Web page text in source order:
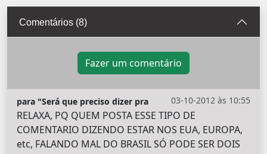
Comentários (8)
Fazer um comentário
03-10-2012 às 10:55
para "Será que preciso dizer pra
RELAXA, PQ QUEM POSTA ESSE TIPO DE
COMENTARIO DIZENDO ESTAR NOS EUA, EUROPA,
etc, FALANDO MAL DO BRASIL SÓ PODE SER DOIS